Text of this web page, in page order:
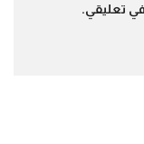
تعليقي.